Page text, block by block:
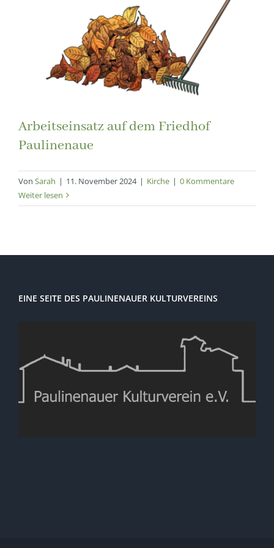
Arbeitseinsatz auf dem Friedhof
Paulinenaue
Von Sarah | 11. November 2024 | Kirche | 0 Kommentare
Weiter lesen
EINE SEITE DES PAULINENAUER KULTURVEREINS